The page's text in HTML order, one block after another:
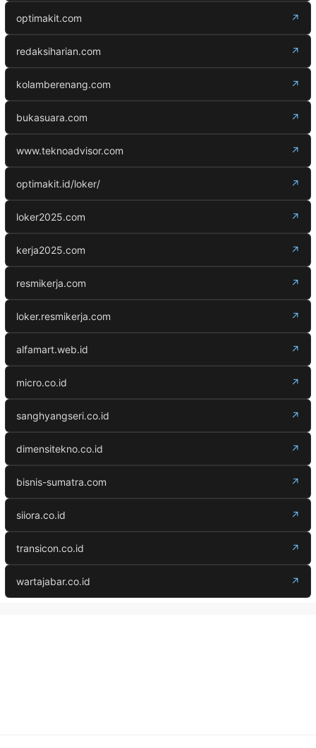
optimakit.com ↗
redaksiharian.com ↗
kolamberenang.com ↗
bukasuara.com ↗
www.teknoadvisor.com ↗
optimakit.id/loker/ ↗
loker2025.com ↗
kerja2025.com ↗
resmikerja.com ↗
loker.resmikerja.com ↗
alfamart.web.id ↗
micro.co.id ↗
sanghyangseri.co.id ↗
dimensitekno.co.id ↗
bisnis-sumatra.com ↗
siiora.co.id ↗
transicon.co.id ↗
wartajabar.co.id ↗